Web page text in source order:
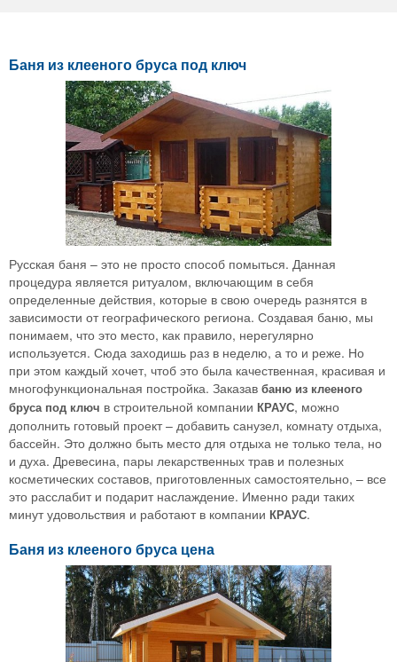
Баня из клееного бруса под ключ
Русская баня – это не просто способ помыться. Данная
процедура является ритуалом, включающим в себя
определенные действия, которые в свою очередь разнятся в
зависимости от географического региона. Создавая баню, мы
понимаем, что это место, как правило, нерегулярно
используется. Сюда заходишь раз в неделю, а то и реже. Но
при этом каждый хочет, чтоб это была качественная, красивая и
многофункциональная постройка. Заказав баню из клееного
бруса под ключ в строительной компании КРАУС, можно
дополнить готовый проект – добавить санузел, комнату отдыха,
бассейн. Это должно быть место для отдыха не только тела, но
и духа. Древесина, пары лекарственных трав и полезных
косметических составов, приготовленных самостоятельно, – все
это расслабит и подарит наслаждение. Именно ради таких
минут удовольствия и работают в компании КРАУС.
Баня из клееного бруса цена